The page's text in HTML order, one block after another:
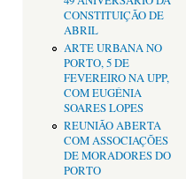
CONSTITUIÇÃO DE
ABRIL
ARTE URBANA NO
PORTO, 5 DE
FEVEREIRO NA UPP,
COM EUGÉNIA
SOARES LOPES
REUNIÃO ABERTA
COM ASSOCIAÇÕES
DE MORADORES DO
PORTO